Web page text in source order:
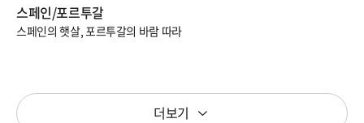
스페인/포르투갈
스페인의 햇살, 포르투갈의 바람 따라
더보기